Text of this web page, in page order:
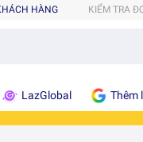
HÀNG KIỂM TRA
LazGlobal
Thêm